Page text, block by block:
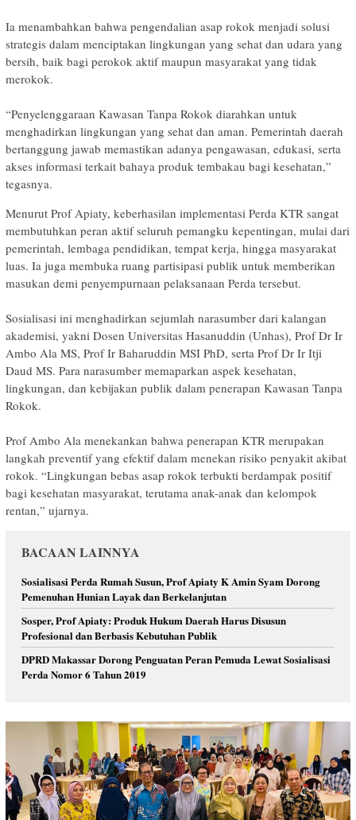
‎Ia menambahkan bahwa pengendalian asap rokok menjadi solusi
strategis dalam menciptakan lingkungan yang sehat dan udara yang
bersih, baik bagi perokok aktif maupun masyarakat yang tidak
merokok.
‎“Penyelenggaraan Kawasan Tanpa Rokok diarahkan untuk
menghadirkan lingkungan yang sehat dan aman. Pemerintah daerah
bertanggung jawab memastikan adanya pengawasan, edukasi, serta
akses informasi terkait bahaya produk tembakau bagi kesehatan,”
tegasnya.
‎Menurut Prof Apiaty, keberhasilan implementasi Perda KTR sangat
membutuhkan peran aktif seluruh pemangku kepentingan, mulai dari
pemerintah, lembaga pendidikan, tempat kerja, hingga masyarakat
luas. Ia juga membuka ruang partisipasi publik untuk memberikan
masukan demi penyempurnaan pelaksanaan Perda tersebut.
‎Sosialisasi ini menghadirkan sejumlah narasumber dari kalangan
akademisi, yakni Dosen Universitas Hasanuddin (Unhas), Prof Dr Ir
Ambo Ala MS, Prof Ir Baharuddin MSI PhD, serta Prof Dr Ir Itji
Daud MS. Para narasumber memaparkan aspek kesehatan,
lingkungan, dan kebijakan publik dalam penerapan Kawasan Tanpa
Rokok.
‎Prof Ambo Ala menekankan bahwa penerapan KTR merupakan
langkah preventif yang efektif dalam menekan risiko penyakit akibat
rokok. “Lingkungan bebas asap rokok terbukti berdampak positif
bagi kesehatan masyarakat, terutama anak-anak dan kelompok
rentan,” ujarnya.
BACAAN LAINNYA
‎Sosialisasi Perda Rumah Susun, Prof Apiaty K Amin Syam Dorong
Pemenuhan Hunian Layak dan Berkelanjutan
Sosper, Prof Apiaty: Produk Hukum Daerah Harus Disusun
Profesional dan Berbasis Kebutuhan Publik
DPRD Makassar Dorong Penguatan Peran Pemuda Lewat Sosialisasi
Perda Nomor 6 Tahun 2019